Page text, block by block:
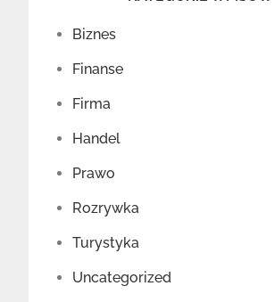
Biznes
Finanse
Firma
Handel
Prawo
Rozrywka
Turystyka
Uncategorized